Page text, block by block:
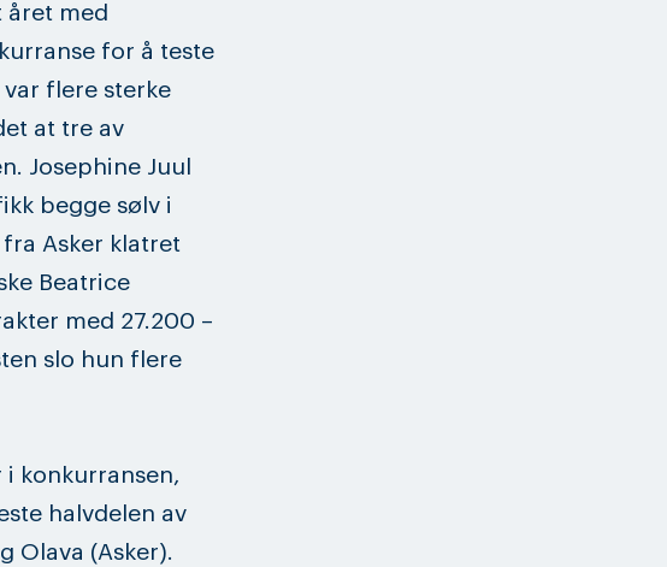
året med
for å teste
flere sterke
at tre av
Josephine Juul
begge sølv i
fra Asker klatret
Beatrice
med 27.200 –
slo hun flere
i konkurransen,
halvdelen av
Olava (Asker).